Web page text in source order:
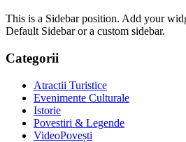
This is a Sidebar position. Add your
Default Sidebar or a custom sidebar.
Categorii
Atractii Turistice
Evenimente Culturale
Istorie
Povestiri & Legende
VideoPovești